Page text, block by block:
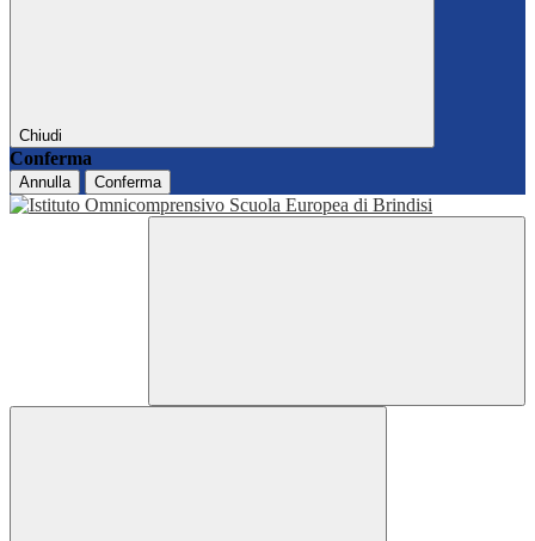
Chiudi
Conferma
Annulla Conferma